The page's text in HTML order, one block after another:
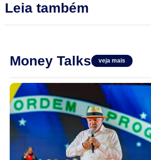
Leia também
Money Talks veja mais